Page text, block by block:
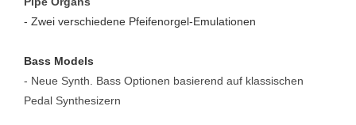
- Zwei verschiedene Pfeifenorgel-Emulationen
Bass Models
- Neue Synth. Bass Optionen basierend auf klassischen
Pedal Synthesizern